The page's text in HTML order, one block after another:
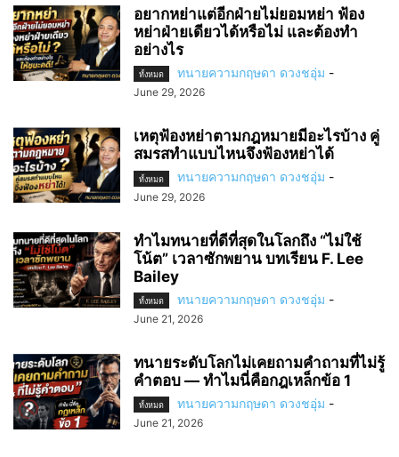
อยากหย่าแต่อีกฝ่ายไม่ยอมหย่า ฟ้อง
หย่าฝ่ายเดียวได้หรือไม่ และต้องทำ
อย่างไร
ทั้งหมด ทนายความกฤษดา ดวงชอุ่ม -
June 29, 2026
เหตุฟ้องหย่าตามกฎหมายมีอะไรบ้าง คู่
สมรสทำแบบไหนจึงฟ้องหย่าได้
ทั้งหมด ทนายความกฤษดา ดวงชอุ่ม -
June 29, 2026
ทำไมทนายที่ดีที่สุดในโลกถึง “ไม่ใช้
โน้ต” เวลาซักพยาน บทเรียน F. Lee
Bailey
ทั้งหมด ทนายความกฤษดา ดวงชอุ่ม -
June 21, 2026
ทนายระดับโลกไม่เคยถามคำถามที่ไม่รู้
คำตอบ — ทำไมนี่คือกฎเหล็กข้อ 1
ทั้งหมด ทนายความกฤษดา ดวงชอุ่ม -
June 21, 2026